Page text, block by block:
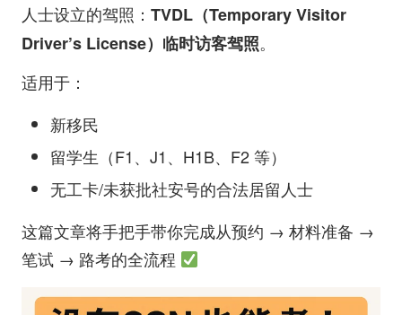
美
生
活
体
见
人士设立的驾照： TVDL（Temporary Visitor
Driver’s License）临时访客驾照。
适用于：
新移民
留学生（F1、J1、H1B、F2 等）
无工卡/未获批社安号的合法居留人士
这篇文章将手把手带你完成从预约 → 材料准备 →
笔试 → 路考的全流程